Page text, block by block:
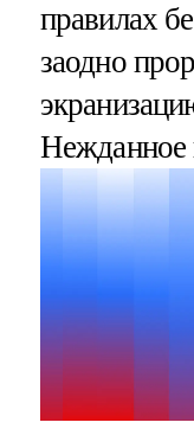
правилах
заодно
Нежданное